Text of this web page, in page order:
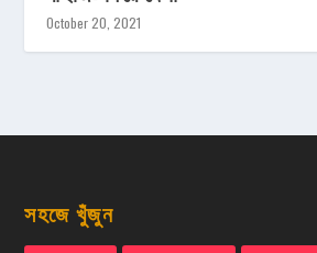
October 20, 2021
সহজে খুঁজুন